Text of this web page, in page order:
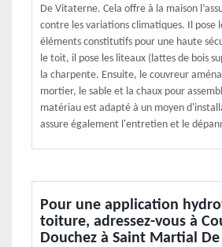
De Vitaterne. Cela offre à la maison
contre les variations climatiques. Il pose
éléments constitutifs pour une haute
le toit, il pose les liteaux (lattes de bois
la charpente. Ensuite, le couvreur
mortier, le sable et la chaux pour
matériau est adapté à un moyen
assure également l'entretien et le
Pour une application
toiture, adressez-vous à
Douchez à Saint Martial